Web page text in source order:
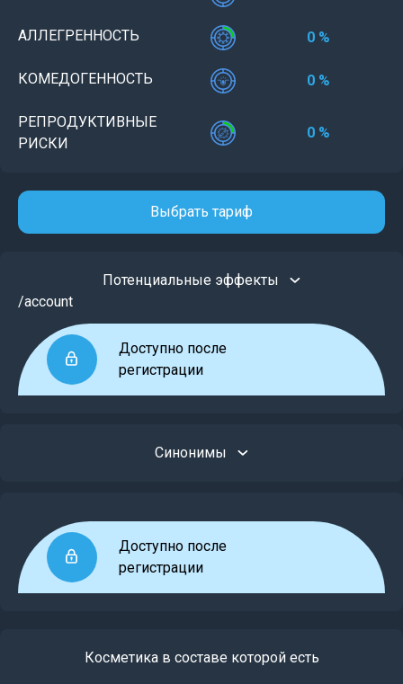
АЛЛЕГРЕННОСТЬ 0 %
КОМЕДОГЕННОСТЬ 0 %
РЕПРОДУКТИВНЫЕ
РИСКИ
0 %
Выбрать тариф
Потенциальные эффекты
/account
Доступно после
регистрации
Синонимы
Доступно после
регистрации
Косметика в составе которой есть